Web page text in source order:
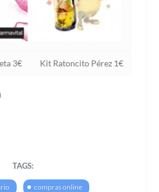
3€ Kit Ratoncito Pérez 1€
TAGS:
compras online